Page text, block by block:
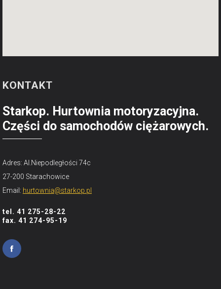
KONTAKT
Starkop. Hurtownia motoryzacyjna.
Części do samochodów ciężarowych.
Adres: Al.Niepodległości 74c
27-200 Starachowice
Email: hurtownia@starkop.pl
tel. 41 275-28-22
fax. 41 274-95-19